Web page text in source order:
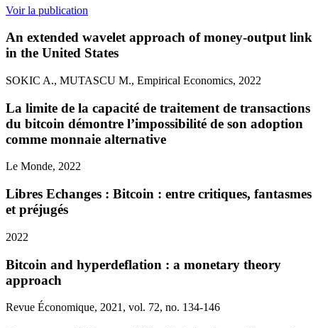
Voir la publication
An extended wavelet approach of money-output link
in the United States
SOKIC A., MUTASCU M., Empirical Economics, 2022
La limite de la capacité de traitement de transactions
du bitcoin démontre l’impossibilité de son adoption
comme monnaie alternative
Le Monde, 2022
Libres Echanges : Bitcoin : entre critiques, fantasmes
et préjugés
2022
Bitcoin and hyperdeflation : a monetary theory
approach
Revue Économique, 2021, vol. 72, no. 134-146